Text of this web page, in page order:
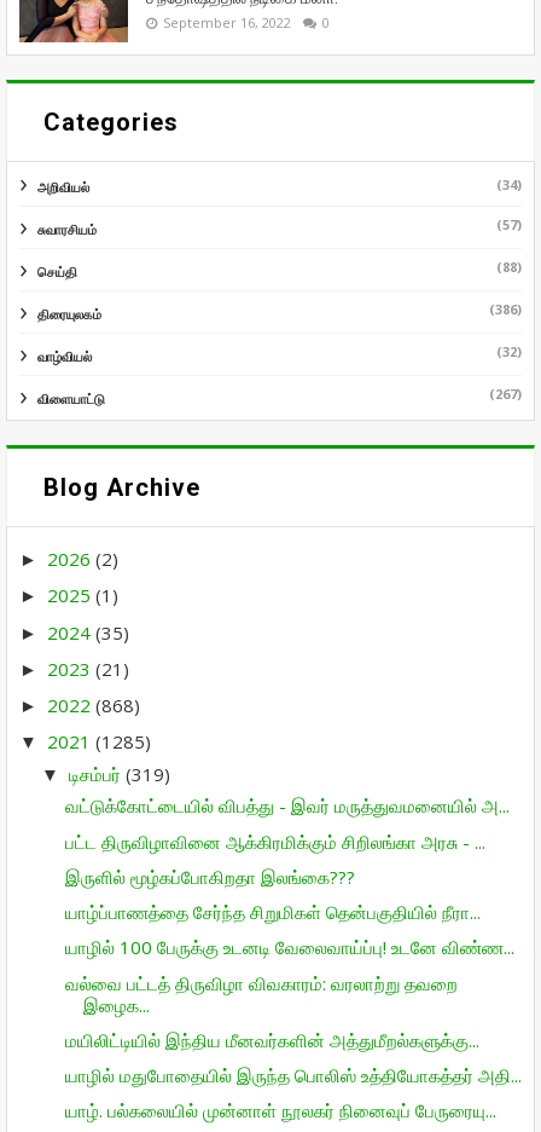
September 16, 2022 0
Categories
அறிவியல் (34)
சுவாரசியம் (57)
செய்தி (88)
திரையுலகம் (386)
வாழ்வியல் (32)
விளையாட்டு (267)
Blog Archive
► 2026 (2)
► 2025 (1)
► 2024 (35)
► 2023 (21)
► 2022 (868)
▼ 2021 (1285)
▼ டிசம்பர் (319)
வட்டுக்கோட்டையில் விபத்து - இவர் மருத்துவமனையில் அ...
பட்ட திருவிழாவினை ஆக்கிரமிக்கும் சிறிலங்கா அரசு - ...
இருளில் மூழ்கப்போகிறதா இலங்கை???
யாழ்ப்பாணத்தை சேர்ந்த சிறுமிகள் தென்பகுதியில் நீரா...
யாழில் 100 பேருக்கு உடனடி வேலைவாய்ப்பு! உடனே விண்ண...
வல்வை பட்டத் திருவிழா விவகாரம்: வரலாற்று தவறை
இழைக...
மயிலிட்டியில் இந்திய மீனவர்களின் அத்துமீறல்களுக்கு...
யாழில் மதுபோதையில் இருந்த பொலிஸ் உத்தியோகத்தர் அதி...
யாழ். பல்கலையில் முன்னாள் நூலகர் நினைவுப் பேருரையு...